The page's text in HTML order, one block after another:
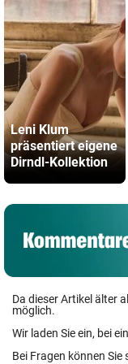
Leni Klum
präsentiert eigene
Dirndl-Kollektion
Da dieser Artikel älter
möglich.
Wir laden Sie ein, bei
Bei Fragen können